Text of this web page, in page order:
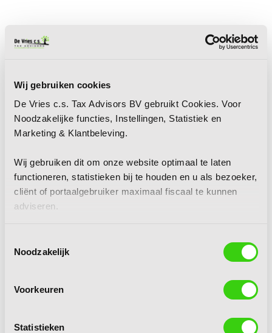
Wij gebruiken cookies
De Vries c.s. Tax Advisors BV gebruikt Cookies. Voor
Noodzakelijke functies, Instellingen, Statistiek en
Marketing & Klantbeleving.
Wij gebruiken dit om onze website optimaal te laten
functioneren, statistieken bij te houden en u als bezoeker,
cliënt of portaalgebruiker maximaal fiscaal te kunnen
adviseren.
Noodzakelijk
Voorkeuren
Statistieken